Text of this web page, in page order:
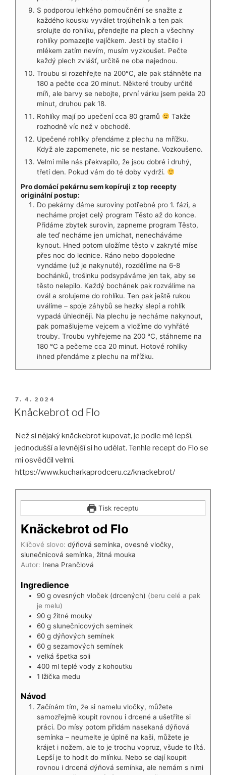
S podporou lehkého pomoučnění se snažte z
každého kousku vyválet trojúhelník a ten pak
srolujte do rohlíku, přendejte na plech a všechny
rohlíky pomazejte vajíčkem. Jestli by stačilo i
mlékem zatím nevím, musím vyzkoušet. Pečte
každý plech zvlášť, určitě ne oba najednou.
Troubu si rozehřejte na 200°C, ale pak stáhněte na
180 a pečte cca 20 minut. Některé trouby určitě
míň, ale barvy se nebojte, první várku jsem pekla 20
minut, druhou pak 18.
Rohlíky mají po upečení cca 80 gramů
Takže
rozhodně víc než v obchodě.
Upečené rohlíky přendáme z plechu na mřížku.
Když ale zapomenete, nic se nestane. Vozkoušeno.
Velmi mile nás překvapilo, že jsou dobré i druhý,
třetí den. Pokud vám do té doby vydrží.
Pro domácí pekárnu sem kopíruji z top recepty
originální postup:
Do pekárny dáme suroviny potřebné pro 1. fázi, a
necháme projet celý program Těsto až do konce.
Přidáme zbytek surovin, zapneme program Těsto,
ale teď necháme jen umíchat, nenecháváme
kynout. Hned potom uložíme těsto v zakryté míse
přes noc do lednice. Ráno nebo dopoledne
vyndáme (už je nakynuté), rozdělíme na 6-8
bochánků, trošinku podsypáváme jen tak, aby se
těsto nelepilo. Každý bochánek pak rozválíme na
ovál a srolujeme do rohlíku. Ten pak ještě rukou
uválíme – spoje záhybů se hezky slepí a rohlík
vypadá úhledněji. Na plechu je necháme nakynout,
pak pomašlujeme vejcem a vložíme do vyhřáté
trouby. Troubu vyhřejeme na 200 °C, stáhneme na
180 °C a pečeme cca 20 minut. Hotové rohlíky
ihned přendáme z plechu na mřížku.
PUBLIKOVÁNO
7. 4. 2024
Knäckebrot od Flo
Než si nějaký knäckebrot kupovat, je podle mě lepší,
jednodušší a levnější si ho udělat. Tenhle recept do Flo se
mi osvědčil velmi.
https://www.kucharkaprodceru.cz/knackebrot/
Tisk receptu
Knäckebrot od Flo
Klíčové slovo: dýňová semínka, ovesné vločky,
slunečnicová semínka, žitná mouka
Autor: Irena Prančlová
Ingredience
90 g ovesných vloček (drcených) (beru celé a pak
je melu)
90 g žitné mouky
60 g slunečnicových semínek
60 g dýňových semínek
60 g sezamových semínek
velká špetka soli
400 ml teplé vody z kohoutku
1 lžička medu
Návod
Začínám tím, že si namelu vločky, můžete
samozřejmě koupit rovnou i drcené a ušetříte si
práci. Do mísy potom přidám nasekaná dýňová
semínka – neumelte je úplně na kaši, můžete je
krájet i nožem, ale to je trochu vopruz, všude to lítá.
Lepší je to hodit do mlínku. Nebo se dají koupit
rovnou i drcená dýňová semínka, ale nemám s nimi